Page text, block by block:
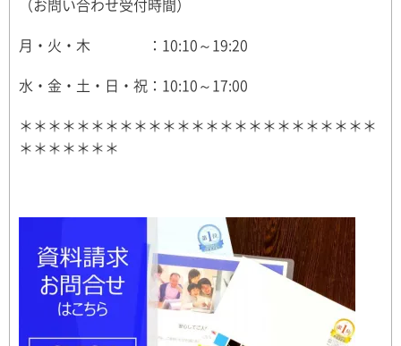
（お問い合わせ受付時間）
月・火・木 ：10:10～19:20
水・金・土・日・祝：10:10～17:00
＊＊＊＊＊＊＊＊＊＊＊＊＊＊＊＊＊＊＊＊＊＊＊＊＊
＊＊＊＊＊＊＊